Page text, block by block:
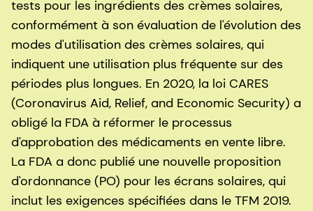
tests pour les ingrédients des crèmes solaires,
conformément à son évaluation de l'évolution des
modes d'utilisation des crèmes solaires, qui
indiquent une utilisation plus fréquente sur des
périodes plus longues. En 2020, la loi CARES
(Coronavirus Aid, Relief, and Economic Security) a
obligé la FDA à réformer le processus
d'approbation des médicaments en vente libre.
La FDA a donc publié une nouvelle proposition
d'ordonnance (PO) pour les écrans solaires, qui
inclut les exigences spécifiées dans le TFM 2019.